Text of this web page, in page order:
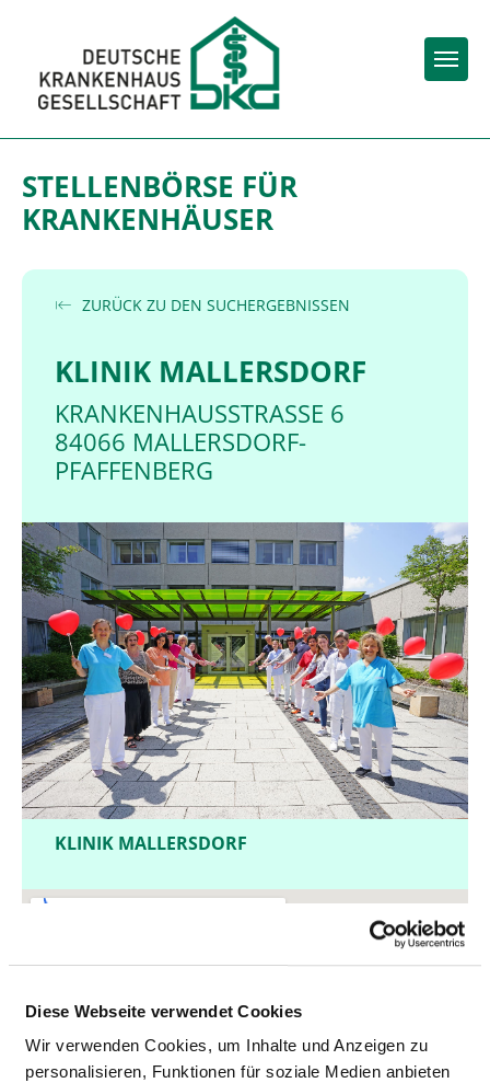
Diese Webseite verwendet Cookies
Wir verwenden Cookies, um Inhalte und Anzeigen zu
personalisieren, Funktionen für soziale Medien anbieten
STELLENBÖRSE FÜR
KRANKENHÄUSER
ZURÜCK ZU DEN SUCHERGEBNISSEN
KLINIK MALLERSDORF
KRANKENHAUSSTRASSE 6
84066 MALLERSDORF-
PFAFFENBERG
KLINIK MALLERSDORF